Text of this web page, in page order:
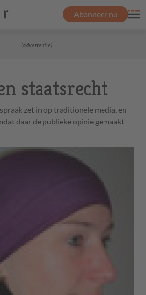
Abonneer nu
(advertentie)
staatsrecht
zet in op traditionele media, en
daar de publieke opinie gemaakt